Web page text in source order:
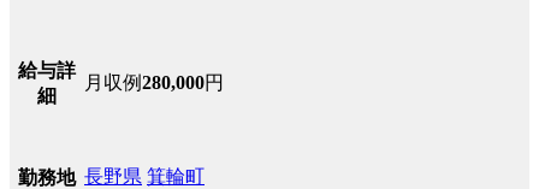
給与詳
細
月収例280,000円
勤務地 長野県 箕輪町